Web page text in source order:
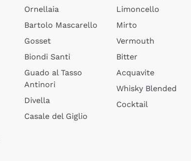
Ornellaia
Bartolo Mascarello
Gosset
Biondi Santi
Guado al Tasso
Antinori
Divella
Casale del Giglio
Limoncello
Mirto
Vermouth
Bitter
Acquavite
Whisky Blended
Cocktail